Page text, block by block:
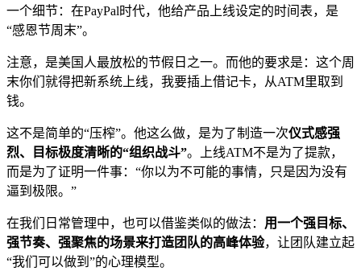
一个细节：在PayPal时代，他给产品上线设定的时间表，是
“感恩节周末”。
注意，是美国人最放松的节假日之一。而他的要求是：这个周
末你们就得把新系统上线，我要插上借记卡，从ATM里取到
钱。
这不是简单的“压榨”。他这么做，是为了制造一次仪式感强
烈、目标极度清晰的“组织战斗”。上线ATM不是为了提款，
而是为了证明一件事：“你以为不可能的事情，只是因为没有
逼到极限。”
在我们日常管理中，也可以借鉴类似的做法： 用一个强目标、
强节奏、强聚焦的场景来打造团队的高峰体验，让团队建立起
“我们可以做到”的心理模型。